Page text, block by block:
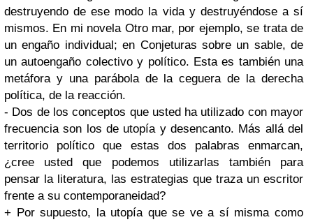
destruyendo de ese modo la vida y destruyéndose a sí
mismos. En mi novela Otro mar, por ejemplo, se trata de
un engaño individual; en Conjeturas sobre un sable, de
un autoengaño colectivo y político. Esta es también una
metáfora y una parábola de la ceguera de la derecha
política, de la reacción.
- Dos de los conceptos que usted ha utilizado con mayor
frecuencia son los de utopía y desencanto. Más allá del
territorio político que estas dos palabras enmarcan,
¿cree usted que podemos utilizarlas también para
pensar la literatura, las estrategias que traza un escritor
frente a su contemporaneidad?
+ Por supuesto, la utopía que se ve a sí misma como